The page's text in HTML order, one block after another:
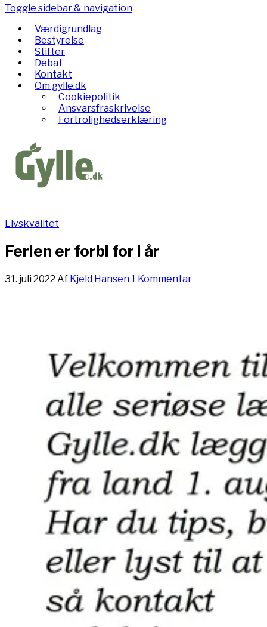
Toggle sidebar & navigation
Værdigrundlag
Bestyrelse
Stifter
Debat
Kontakt
Om gylle.dk
Cookiepolitik
Ansvarsfraskrivelse
Fortrolighedserklæring
Livskvalitet
Ferien er forbi for i år
31. juli 2022 Af Kjeld Hansen 1 Kommentar